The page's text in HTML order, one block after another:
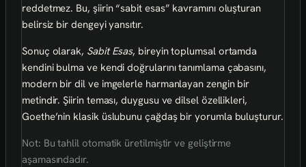
reddetmez. Bu, şiirin “sabit esas” kavramını oluşturan
belirsiz bir dengeyi yansıtır.
Sonuç olarak, Sabit Esas, bireyin toplumsal ortamda
kendini bulma ve kendi doğrularını tanımlama çabasını,
modern bir dil ve imgelerle harmanlayan zengin bir
metindir. Şiirin teması, duygusu ve dilsel özellikleri,
Goethe’nin klasik üslubunu çağdaş bir yorumla buluşturur.
Not: Bu tahlil otomatik üretilmiştir ve geliştirme
aşamasındadır.